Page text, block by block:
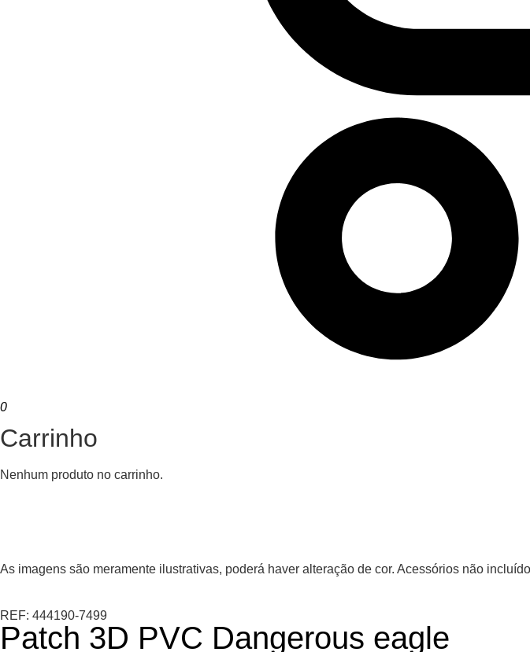
0
Carrinho
Nenhum produto no carrinho.
As imagens são meramente ilustrativas, poderá haver alteração de cor. Acessórios não
REF: 444190-7499
Patch 3D PVC Dangerous eagle